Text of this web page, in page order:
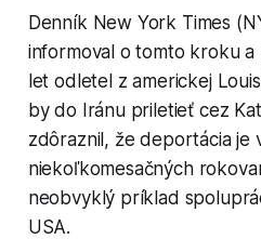
Denník New York Times
informoval o tomto kroku
let odletel z americkej
by do Iránu priletieť cez
zdôraznil, že deportácia je
niekoľkomesačných
neobvyklý príklad
USA.